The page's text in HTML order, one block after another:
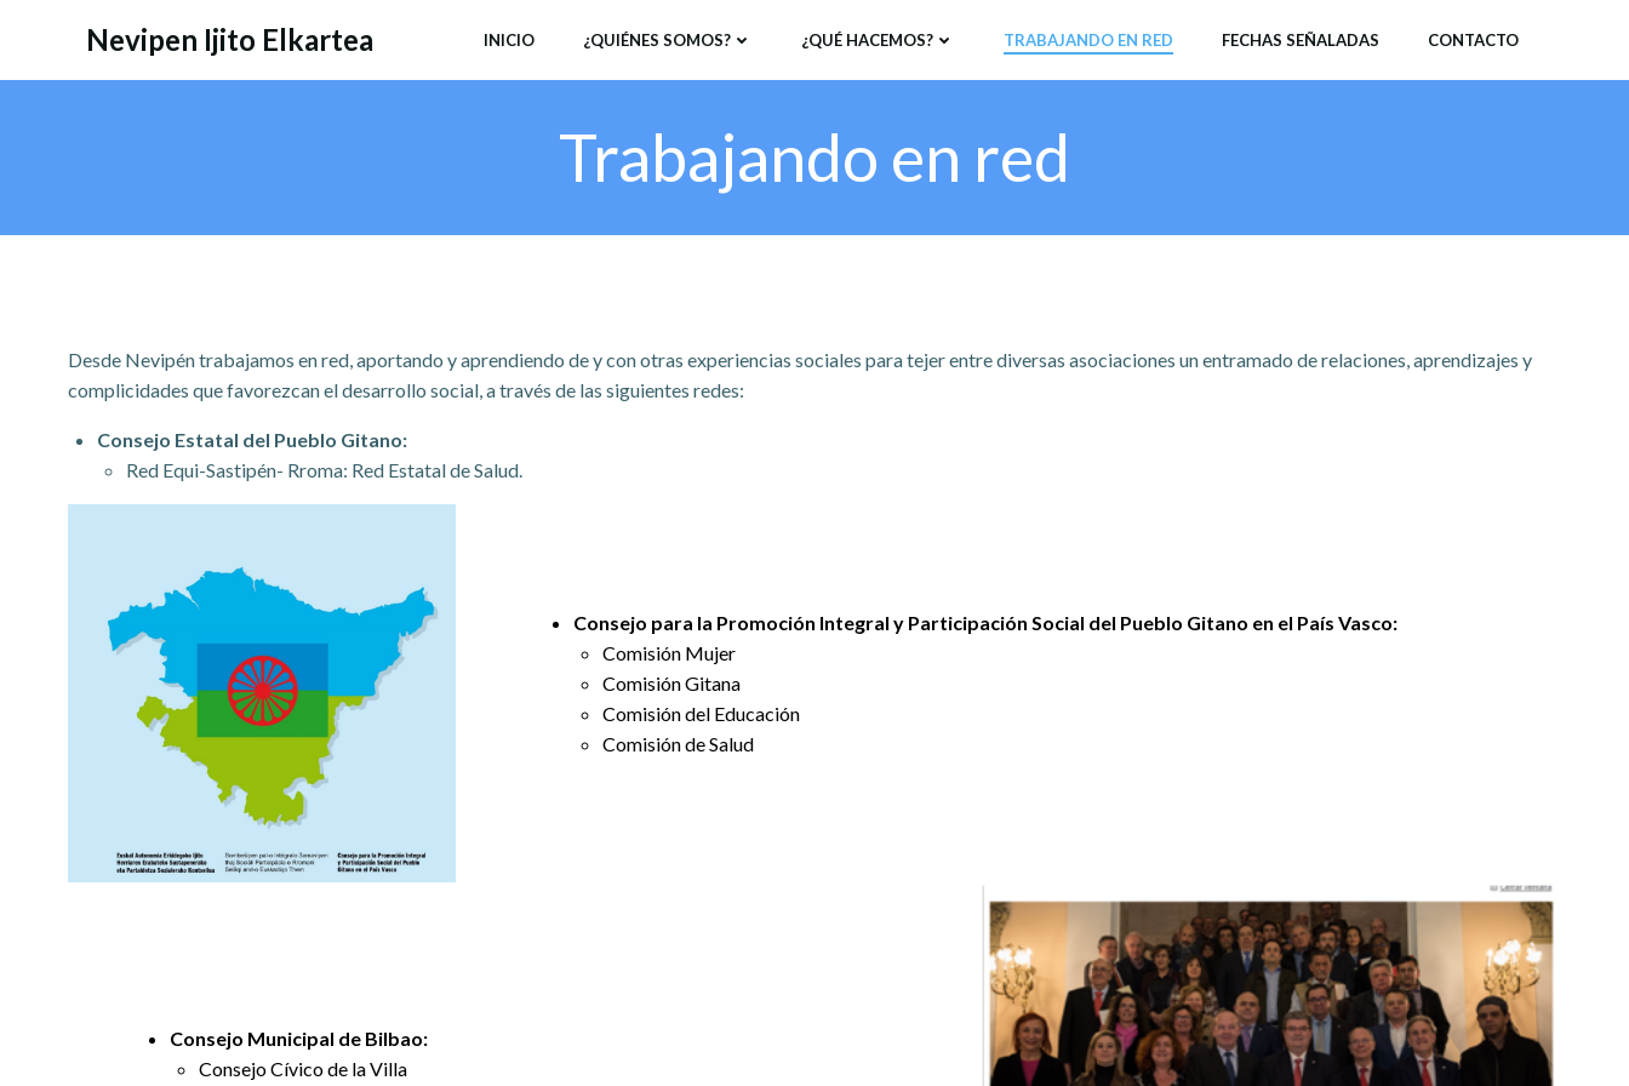
Nevipen Ijito Elkartea INICIO ¿QUIÉNES SOMOS? ¿QUÉ HACEMOS? TRABAJANDO EN RED FECHAS SEÑALADAS CONTACTO
Trabajando en red
Desde Nevipén trabajamos en red, aportando y aprendiendo de y con otras experiencias sociales para tejer entre diversas asociaciones un entramado de relaciones, aprendizajes y
complicidades que favorezcan el desarrollo social, a través de las siguientes redes:
Consejo Estatal del Pueblo Gitano:
Red Equi-Sastipén- Rroma: Red Estatal de Salud.
Consejo para la Promoción Integral y Participación Social del Pueblo Gitano en el País Vasco:
Comisión Mujer
Comisión Gitana
Comisión del Educación
Comisión de Salud
Consejo Municipal de Bilbao:
Consejo Cívico de la Villa